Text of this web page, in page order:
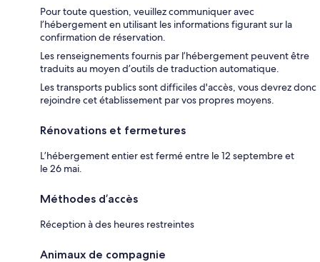
Pour toute question, veuillez communiquer avec
l’hébergement en utilisant les informations figurant sur la
confirmation de réservation.
Les renseignements fournis par l’hébergement peuvent être
traduits au moyen d’outils de traduction automatique.
Les transports publics sont difficiles d'accès, vous devrez donc
rejoindre cet établissement par vos propres moyens.
Rénovations et fermetures
L’hébergement entier est fermé entre le 12 septembre et
le 26 mai.
Méthodes d’accès
Réception à des heures restreintes
Animaux de compagnie